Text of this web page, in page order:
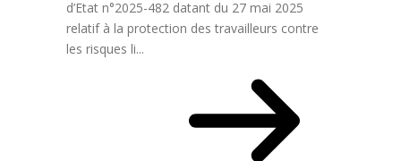
d’Etat n°2025-482 datant du 27 mai 2025
relatif à la protection des travailleurs contre
les risques li...